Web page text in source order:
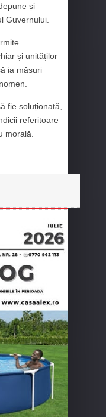
și
Guvernului.
și unităților
ia măsuri
fie soluționată,
referitoare
morală.